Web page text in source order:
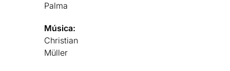
Palma
Música:
Christian
Müller